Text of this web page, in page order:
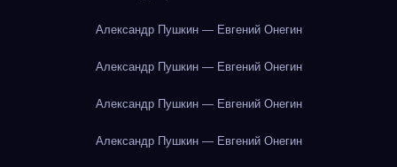
Александр Пушкин — Евгений Онегин
Александр Пушкин — Евгений Онегин
Александр Пушкин — Евгений Онегин
Александр Пушкин — Евгений Онегин